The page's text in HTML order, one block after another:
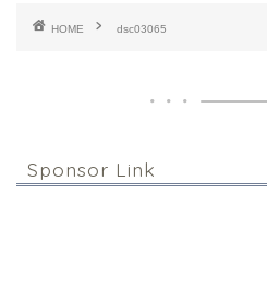
HOME dsc03065
Sponsor Link